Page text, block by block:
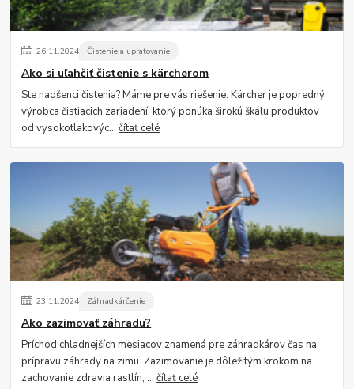
26.11.2024 Čistenie a upratovanie
Ako si uľahčiť čistenie s kärcherom
Ste nadšenci čistenia? Máme pre vás riešenie. Kärcher je popredný
výrobca čistiacich zariadení, ktorý ponúka širokú škálu produktov
od vysokotlakovýc...čítať celé
23.11.2024 Záhradkárčenie
Ako zazimovať záhradu?
Príchod chladnejších mesiacov znamená pre záhradkárov čas na
prípravu záhrady na zimu. Zazimovanie je dôležitým krokom na
zachovanie zdravia rastlín, ...čítať celé